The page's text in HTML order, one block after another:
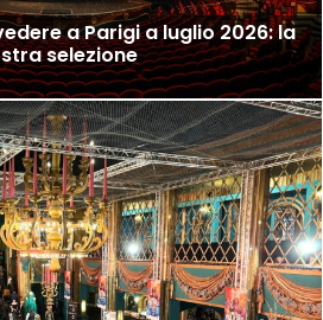
a Parigi a luglio 2026: la
selezione